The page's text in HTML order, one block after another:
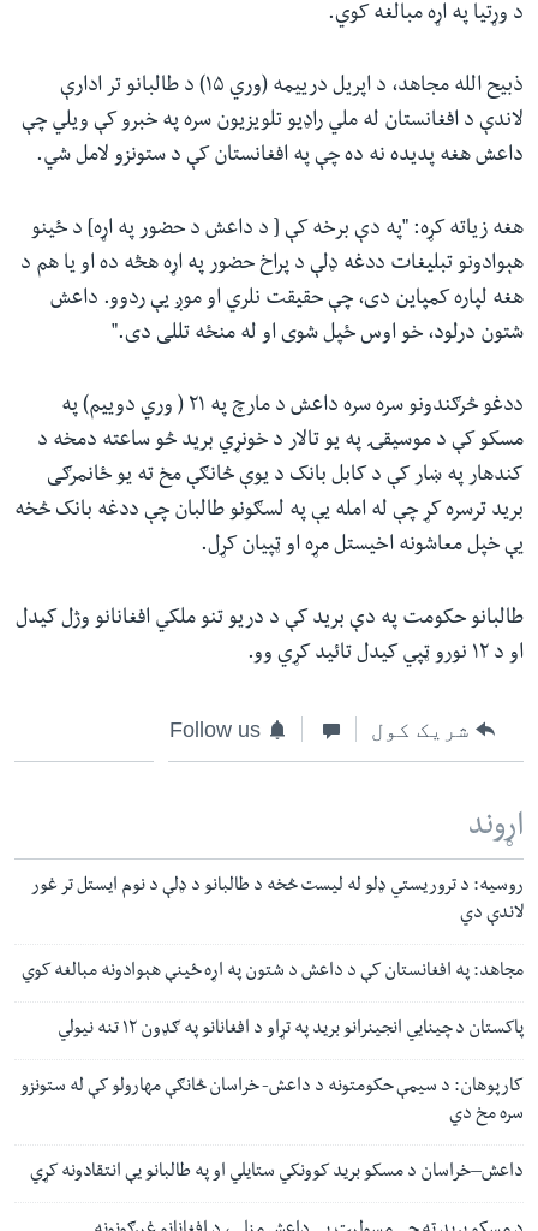
د وړتیا په اړه مبالغه کوي.
ذبیح الله مجاهد، د اپریل درییمه (وري ۱۵) د طالبانو تر ادارې
لاندې د افغانستان له ملي راډیو تلویزیون سره په خبرو کې ویلي چې
داعش هغه پدیده نه ده چې په افغانستان کې د ستونزو لامل شي.
هغه زیاته کړه: "په دې برخه کې [ د داعش د حضور په اړه] د ځینو
هېوادونو تبلیغات ددغه ډلې د پراخ حضور په اړه هڅه ده او یا هم د
هغه لپاره کمپاین دی، چې حقیقت نلري او موږ یې ردوو. داعش
شتون درلود، خو اوس ځپل شوی او له منځه تللی دی."
ددغو څرګندونو سره سره داعش د مارچ په ۲۱ ( وري دوییم) په
مسکو کې د موسیقۍ په یو تالار د خونړي برید څو ساعته دمخه د
کندهار په ښار کې د کابل بانک د یوې څانګې مخ ته یو ځانمرګی
برید ترسره کړ چې له امله یې په لسګونو طالبان چې ددغه بانک څخه
یې خپل معاشونه اخیستل مړه او ټپیان کړل.
طالبانو حکومت په دې برید کې د دریو تنو ملکي افغانانو وژل کیدل
او د ۱۲ نورو ټپي کیدل تائید کړي وو.
شریک کول Follow us
اړوند
روسیه: د تروریستي ډلو له لیست څخه د طالبانو د ډلې د نوم ایستل تر غور
لاندې دي
مجاهد: په افغانستان کې د داعش د شتون په اړه ځینې هېوادونه مبالغه کوي
پاکستان د چینایي انجینرانو برید په تړاو د افغانانو په ګډون ۱۲ تنه نیولي
کارپوهان: د سیمې حکومتونه د داعش- خراسان څانګې مهارولو کې له ستونزو
سره مخ دي
داعش–خراسان د مسکو برید کوونکي ستایلي او په طالبانو یې انتقادونه کړي